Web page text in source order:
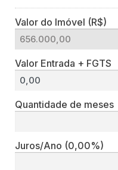
Valor do Imóvel (R$)
Valor Entrada + FGTS
Quantidade de meses
Juros/Ano (0,00%)